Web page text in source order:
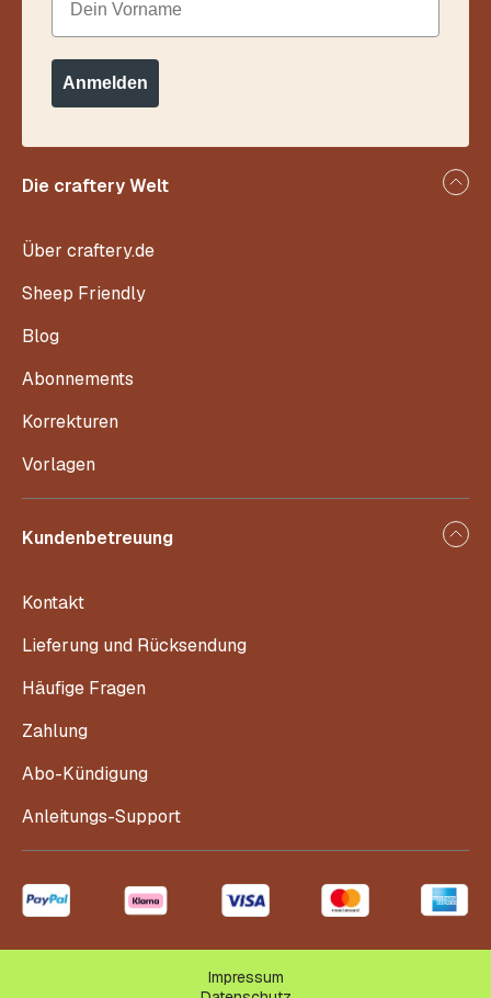
Die craftery Welt
Über craftery.de
Sheep Friendly
Blog
Abonnements
Korrekturen
Vorlagen
Kundenbetreuung
Kontakt
Lieferung und Rücksendung
Häufige Fragen
Zahlung
Abo-Kündigung
Anleitungs-Support
Anmelden
Impressum